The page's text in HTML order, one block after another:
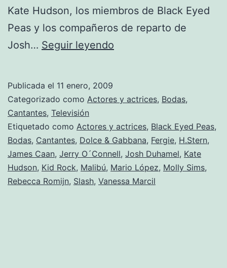
Kate Hudson, los miembros de Black Eyed
Peas y los compañeros de reparto de
Josh… Seguir leyendo
Fergie
son
marido
y
mujer
Publicada el 11 enero, 2009
Categorizado como Actores y actrices, Bodas,
Cantantes, Televisión
Etiquetado como Actores y actrices, Black Eyed Peas,
Bodas, Cantantes, Dolce & Gabbana, Fergie, H.Stern,
James Caan, Jerry O´Connell, Josh Duhamel, Kate
Hudson, Kid Rock, Malibú, Mario López, Molly Sims,
Rebecca Romijn, Slash, Vanessa Marcil